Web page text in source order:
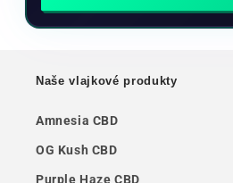
Naše vlajkové produkty
Amnesia CBD
OG Kush CBD
Purple Haze CBD